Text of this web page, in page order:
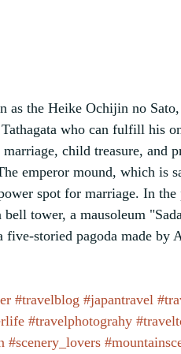
as the Heike Ochijin no
who can fulfill his
child treasure, and
emperor mound, which is
spot for marriage. In the
tower, a mausoleum
storied pagoda made by
#travelblog #japantravel
#travelphotograhy
#scenery_lovers